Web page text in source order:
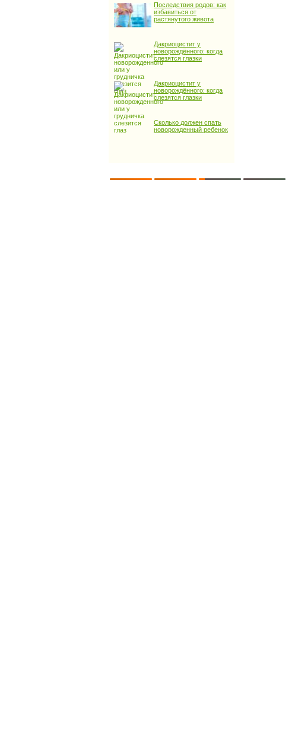
Последствия родов: как
избавиться от
растянутого живота
Дакриоцистит у
новорождённого: когда
слезятся глазки
Дакриоцистит у
новорождённого: когда
слезятся глазки
Сколько должен спать
новорожденный ребенок